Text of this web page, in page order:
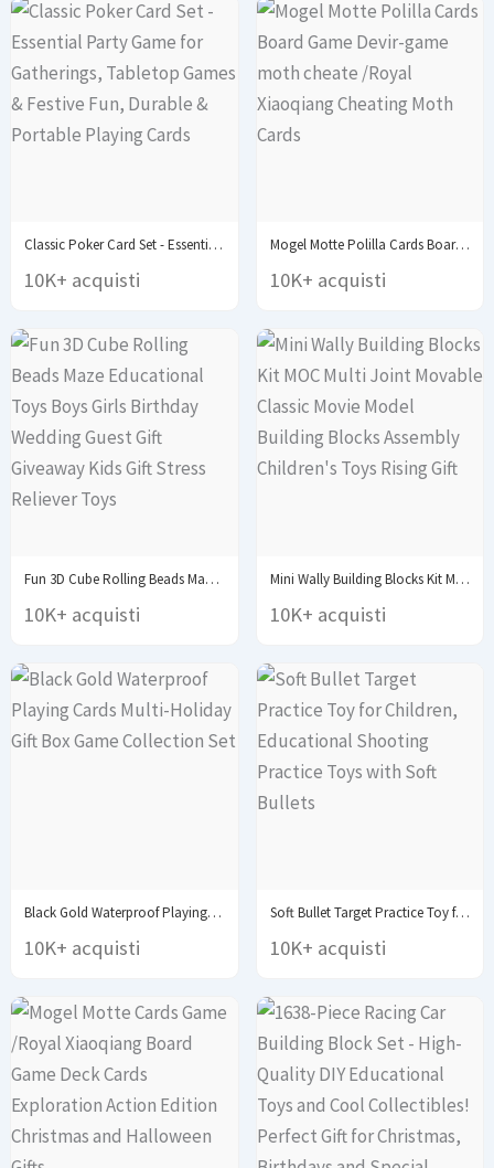
Classic Poker Card Set - Essential Party Game...
10K+ acquisti
Mogel Motte Polilla Cards Board Game Devir-game moth...
10K+ acquisti
Fun 3D Cube Rolling Beads Maze Educational Toys...
10K+ acquisti
Mini Wally Building Blocks Kit MOC Multi Joint...
10K+ acquisti
Black Gold Waterproof Playing Cards Multi-Holiday Gift Box...
10K+ acquisti
Soft Bullet Target Practice Toy for Children, Educational...
10K+ acquisti